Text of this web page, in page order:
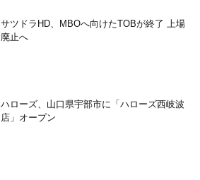
サツドラHD、MBOへ向けたTOBが終了 上場
廃止へ
ハローズ、山口県宇部市に「ハローズ西岐波
店」オープン